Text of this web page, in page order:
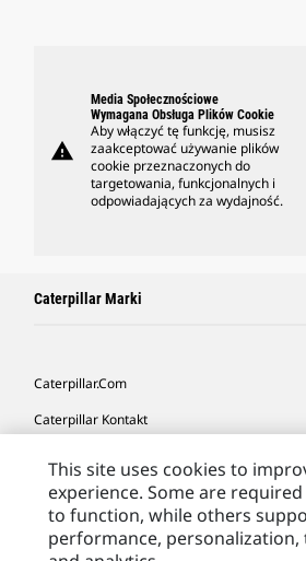
warning
Media Społecznościowe
Wymagana Obsługa Plików Cookie
Aby włączyć tę funkcję, musisz
zaakceptować używanie plików
cookie przeznaczonych do
targetowania, funkcjonalnych i
odpowiadających za wydajność.
Caterpillar Marki
Caterpillar.com
Caterpillar Kontakt
Moje Preferencje Marketingowe
Site Map
This site uses cookies to
experience. Some are
to function, while others
performance, personalization,